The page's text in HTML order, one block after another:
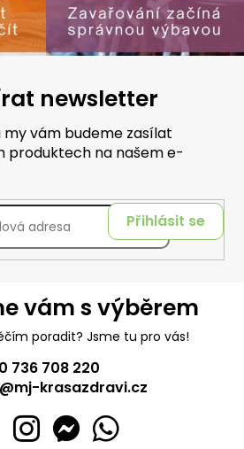
newsletter
vám budeme zasílat
produktech na našem e-
Přihlásit se
vám s výběrem
poradit? Jsme tu pro vás!
736 708 220
@mj-krasazdravi.cz